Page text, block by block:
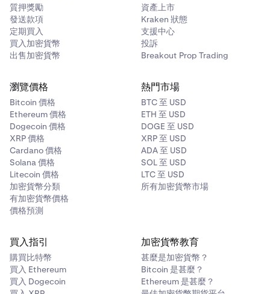
Flow (FLOW)
✅
✅
The Graph (GRT)
✅
✅
Hyperliquid (HYPE)
✅
✅
Injective (INJ)
✅
而你則獲得
0.8 SOL（總價值
彈性質押與自動賺取佣金：
Kraken 就透過彈性質押和
自動賺取計劃所獲得的獎勵收取
若資產受解綁期所限，你最高可獲得 50% 的資產報酬
（Kraken 收取的佣金較少），剩餘的部分則因流動性目的
而保持取消質押。針對如 Cardano (ADA)、Mina (MINA) 和
Bittenor (TAO) 等特定資產，佣金以上述綁定型質押佣金為
基礎。
app 內顯示的年化收益率 (APY) 為估算數值，不含 Kraken
佣金。如欲了解更多資訊，請參閱我們的服務條款
質押獎勵
發送款項
定期買入
買入加密貨幣
出售加密貨幣
資產上市
Kraken 狀態
支援中心
投訴
Breakout Prop Trading
瀏覽價格
Bitcoin 價格
Ethereum 價格
Dogecoin 價格
XRP 價格
Cardano 價格
Solana 價格
Litecoin 價格
加密貨幣分類
有加密貨幣價格
價格預測
熱門市場
BTC 至 USD
ETH 至 USD
DOGE 至 USD
XRP 至 USD
ADA 至 USD
SOL 至 USD
LTC 至 USD
所有加密貨幣市場
買入指引
購買比特幣
買入 Ethereum
買入 Dogecoin
加密貨幣教育
甚麼是加密貨幣？
Bitcoin 是甚麼？
Ethereum 是甚麼？